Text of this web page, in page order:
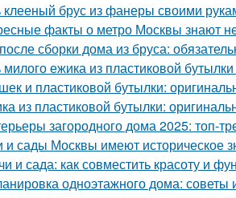
клееный брус из фанеры своими
факты о метро Москвы знают
сборки дома из бруса:
милого ежика из пластиковой
и пластиковой бутылки:
из пластиковой бутылки:
загородного дома 2025: топ-
и сады Москвы имеют историческое
и сада: как совместить красоту и
одноэтажного дома: советы